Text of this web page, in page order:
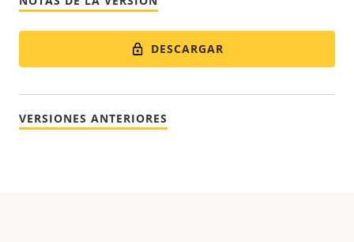
DESCARGAR
VERSIONES ANTERIORES